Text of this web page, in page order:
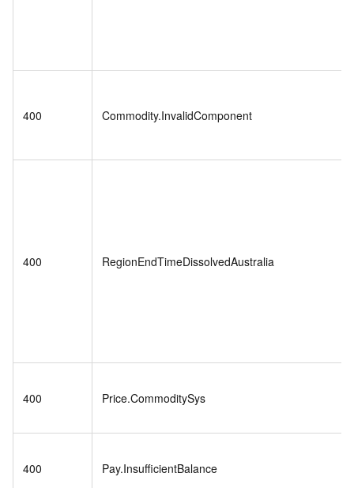
400 Commodity.InvalidComponent
400 RegionEndTimeDissolvedAustralia
400 Price.CommoditySys
400 Pay.InsufficientBalance